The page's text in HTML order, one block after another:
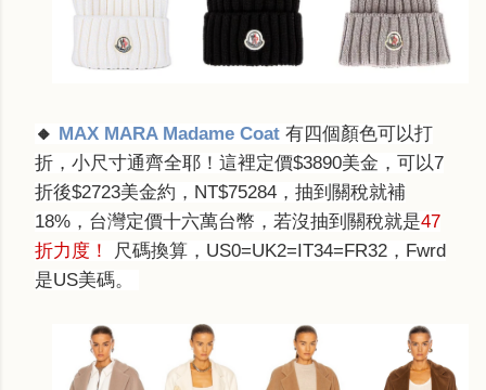
🔸 MAX MARA Madame Coat 有四個顏色可以打
折，小尺寸通齊全耶！這裡定價$3890美金，可以7
折後$2723美金約，NT$75284，抽到關稅就補
18%， 台灣定價十六萬台幣，若沒抽到關稅就是47
折力度！
尺碼換算， US0=UK2=IT34=FR32，Fwrd
是US美碼。